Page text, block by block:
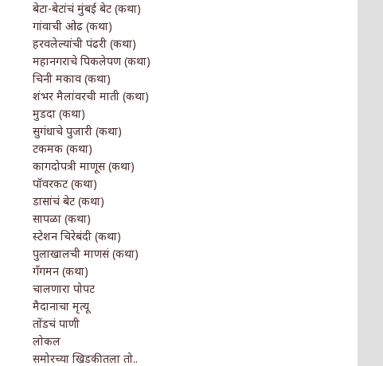
बेटा-बेटांचं मुंबई बेट (कथा)
गांवाची ओढ (कथा)
हरवलेल्यांची पंढरी (कथा)
महानगराचे पिकलेपण (कथा)
चिनी मकाव (कथा)
शंभर मैलांवरची माती (कथा)
मुडदा (कथा)
सुगंधाचे पुजारी (कथा)
टकमक (कथा)
कागदोपत्री माणूस (कथा)
पॉवरकट (कथा)
डासांचं बेट (कथा)
सापळा (कथा)
स्टेशन चिरेबंदी (कथा)
पुलाखालची माणसं (कथा)
गँगमन (कथा)
चालणारा पोपट
मैदानाचा मृत्यू
तोंडचं पाणी
लोकल
समोरच्या खिडकीतला तो..